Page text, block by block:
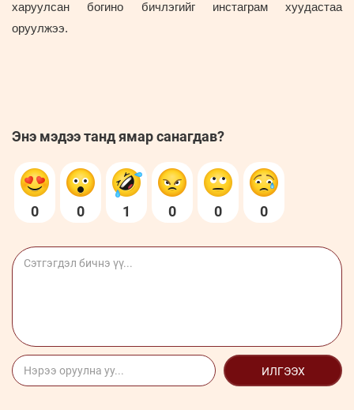
харуулсан богино бичлэгийг инстаграм хуудастаа
оруулжээ.
Энэ мэдээ танд ямар санагдав?
0 0 1 0 0 0
ИЛГЭЭХ